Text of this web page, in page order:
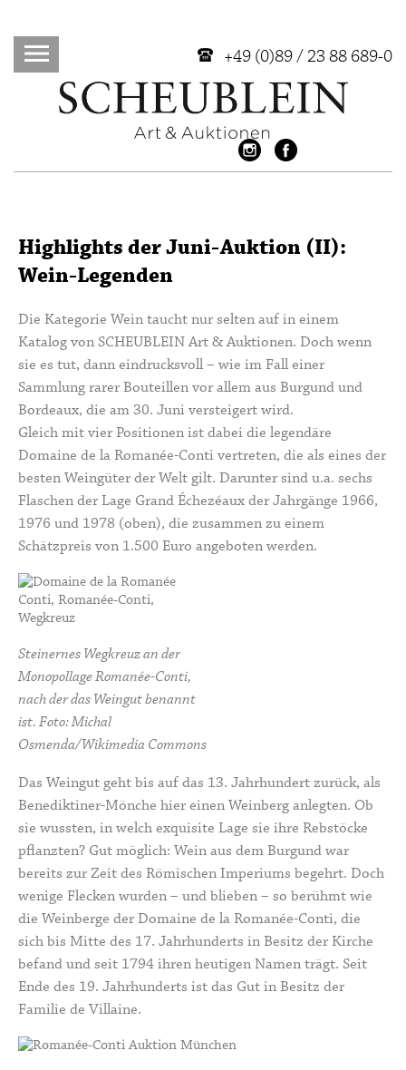
+49 (0)89 / 23 88 689-0
Highlights der Juni-Auktion (II):
Wein-Legenden
Die Kategorie Wein taucht nur selten auf in einem
Katalog von SCHEUBLEIN Art & Auktionen. Doch wenn
sie es tut, dann eindrucksvoll – wie im Fall einer
Sammlung rarer Bouteillen vor allem aus Burgund und
Bordeaux, die am 30. Juni versteigert wird.
Gleich mit vier Positionen ist dabei die legendäre
Domaine de la Romanée-Contivertreten, die als eines der
besten Weingüter der Welt gilt. Darunter sind u.a. sechs
Flaschen der Lage Grand Échezéaux der Jahrgänge 1966,
1976 und 1978 (oben), die zusammen zu einem
Schätzpreis von 1.500 Euro angeboten werden.
Steinernes Wegkreuz an der
Monopollage Romanée-Conti,
nach der das Weingut benannt
ist. Foto: Michal
Osmenda/Wikimedia Commons
Das Weingut geht bis auf das 13. Jahrhundert zurück, als
Benediktiner-Mönche hier einen Weinberg anlegten. Ob
sie wussten, in welch exquisite Lage sie ihre Rebstöcke
pflanzten? Gut möglich: Wein aus dem Burgund war
bereits zur Zeit des Römischen Imperiums begehrt. Doch
wenige Flecken wurden – und blieben – so berühmt wie
die Weinberge der Domaine de la Romanée-Conti, die
sich bis Mitte des 17. Jahrhunderts in Besitz der Kirche
befand und seit 1794 ihren heutigen Namen trägt. Seit
Ende des 19. Jahrhunderts ist das Gut in Besitz der
Familie de Villaine.